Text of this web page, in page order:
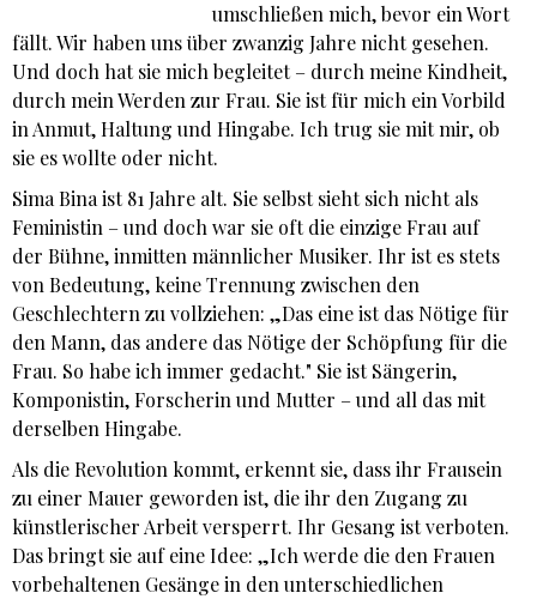
umschließen mich, bevor ein Wort
fällt. Wir haben uns über zwanzig Jahre nicht gesehen.
Und doch hat sie mich begleitet – durch meine Kindheit,
durch mein Werden zur Frau. Sie ist für mich ein Vorbild
in Anmut, Haltung und Hingabe. Ich trug sie mit mir, ob
sie es wollte oder nicht.
Sima Bina ist 81 Jahre alt. Sie selbst sieht sich nicht als
Feministin – und doch war sie oft die einzige Frau auf
der Bühne, inmitten männlicher Musiker. Ihr ist es stets
von Bedeutung, keine Trennung zwischen den
Geschlechtern zu vollziehen: „Das eine ist das Nötige für
den Mann, das andere das Nötige der Schöpfung für die
Frau. So habe ich immer gedacht." Sie ist Sängerin,
Komponistin, Forscherin und Mutter – und all das mit
derselben Hingabe.
Als die Revolution kommt, erkennt sie, dass ihr Frausein
zu einer Mauer geworden ist, die ihr den Zugang zu
künstlerischer Arbeit versperrt. Ihr Gesang ist verboten.
Das bringt sie auf eine Idee: „Ich werde die den Frauen
vorbehaltenen Gesänge in den unterschiedlichen